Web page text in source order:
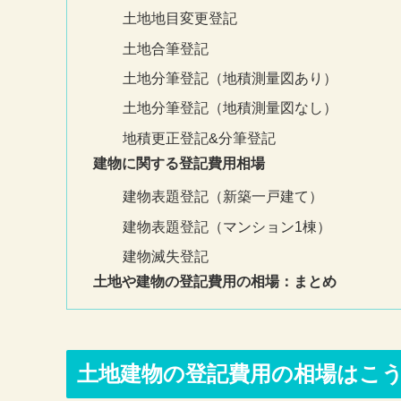
土地地目変更登記
土地合筆登記
土地分筆登記（地積測量図あり）
土地分筆登記（地積測量図なし）
地積更正登記&分筆登記
建物に関する登記費用相場
建物表題登記（新築一戸建て）
建物表題登記（マンション1棟）
建物滅失登記
土地や建物の登記費用の相場：まとめ
土地建物の登記費用の相場はこ